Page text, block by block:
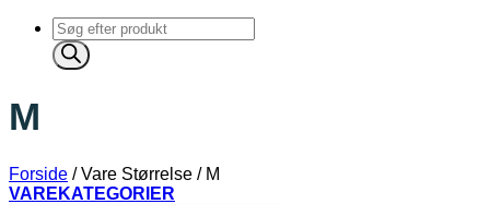
Products
search
M
Forside /Vare Størrelse /M
VAREKATEGORIER